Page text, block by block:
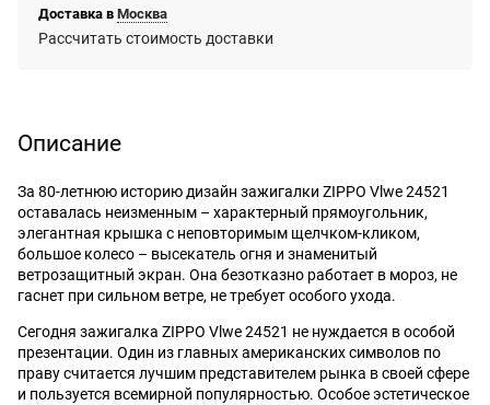
Доставка в Москва
Рассчитать стоимость доставки
Описание
За 80-летнюю историю дизайн зажигалки ZIPPO Vlwe 24521
оставалась неизменным – характерный прямоугольник,
элегантная крышка с неповторимым щелчком-кликом,
большое колесо – высекатель огня и знаменитый
ветрозащитный экран. Она безотказно работает в мороз, не
гаснет при сильном ветре, не требует особого ухода.
Сегодня зажигалка ZIPPO Vlwe 24521 не нуждается в особой
презентации. Один из главных американских символов по
праву считается лучшим представителем рынка в своей сфере
и пользуется всемирной популярностью. Особое эстетическое